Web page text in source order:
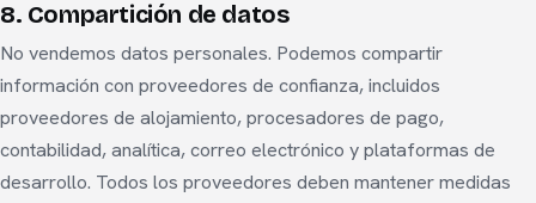
8. Compartición de datos
No vendemos datos personales. Podemos compartir
información con proveedores de confianza, incluidos
proveedores de alojamiento, procesadores de pago,
contabilidad, analítica, correo electrónico y plataformas de
desarrollo. Todos los proveedores deben mantener medidas